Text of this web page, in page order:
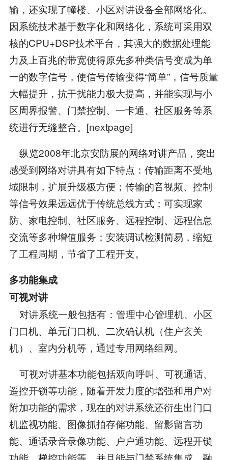
输，还实现了幢楼、小区对讲设备全部网络化。
因系统技术基于数字化和网络化，系统可采用双
核的CPU+DSP技术平台，其强大的数据处理能
力及上百兆的带宽使得原先多种类信号变成为单
一的数字信号，使信号传输变得“简单”，信号质量
大幅提升，抗干扰能力极大提高，并能实现与小
区周界报警、门禁控制、一卡通、社区服务等系
统进行无缝整合。[nextpage]
纵览2008年北京安防展的网络对讲产品，突出
感受到网络对讲具有如下特点：传输距离不受地
域限制，扩展升级极方便；传输的音视频、控制
等信号效果远远优于传统总线方式；可实现家
防、家电控制、社区服务、远程控制、远程信息
交流等多种增值服务；安装调试检测简易，缩短
了工程周期，节省了工程开支。
多功能集成
可视对讲
对讲系统一般包括有：管理中心管理机、小区
门口机、单元门口机、二次确认机（住户玄关
机）、室内分机等，通过专用网络组网。
可视对讲基本功能包括双向呼叫、可视通话、
遥控开锁等功能，随着开发力度的增强和用户对
附加功能的需求，现在的对讲系统还衍生出门口
机监视功能、图像抓拍存储功能、留影留言功
能、通话录音录像功能、户户通功能、远程开锁
功能、梯控功能等。并且能与门禁系统集成，融